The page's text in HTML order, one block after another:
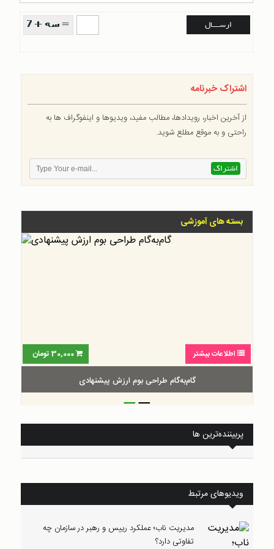
اشتراک خبرنامه
از آخرین اخبار، رویدادها، مطالب مفید، ویدیوها و اینفوگراف ها به
راحتی و به موقع مطلع شوید.
بسته های آموزشی
اطلاعات بیشتر 30,000 تومان
گام‌به‌گام طراحی بوم ارزش پیشنهادی
__
پربیننده‌ترین ها
ویدیوهای مرتبط
مدیریت ناب؛ عملکرد رییس و رهبر در سازمان چه
تفاوتی دارد؟